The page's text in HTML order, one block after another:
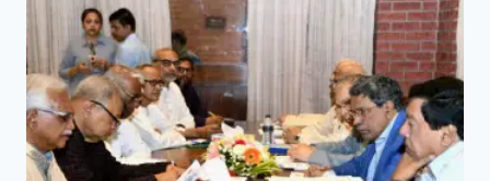
বিএফইউজের